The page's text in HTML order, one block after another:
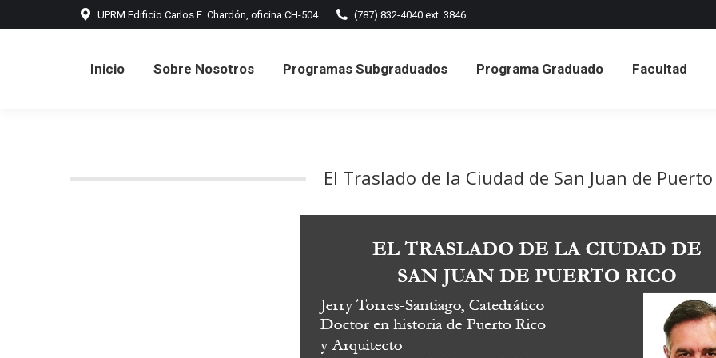
UPRM Edificio Carlos E. Chardón, oficina CH-504 (787) 832-4040 ext. 3846
Inicio Sobre Nosotros Programas Subgraduados Programa Graduado Facultad
El Traslado de la Ciudad de San Juan de Puerto
Inicio Sobre Nosotros Programas Subgraduados Programa Graduado Facultad